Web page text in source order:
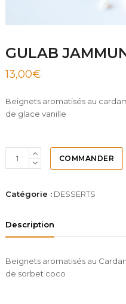
GULAB
13,00€
Beignets aromatisés au
de glace vanille
COMMANDER
Catégorie : DESSERTS
Description
Beignets aromatisés au
de sorbet coco